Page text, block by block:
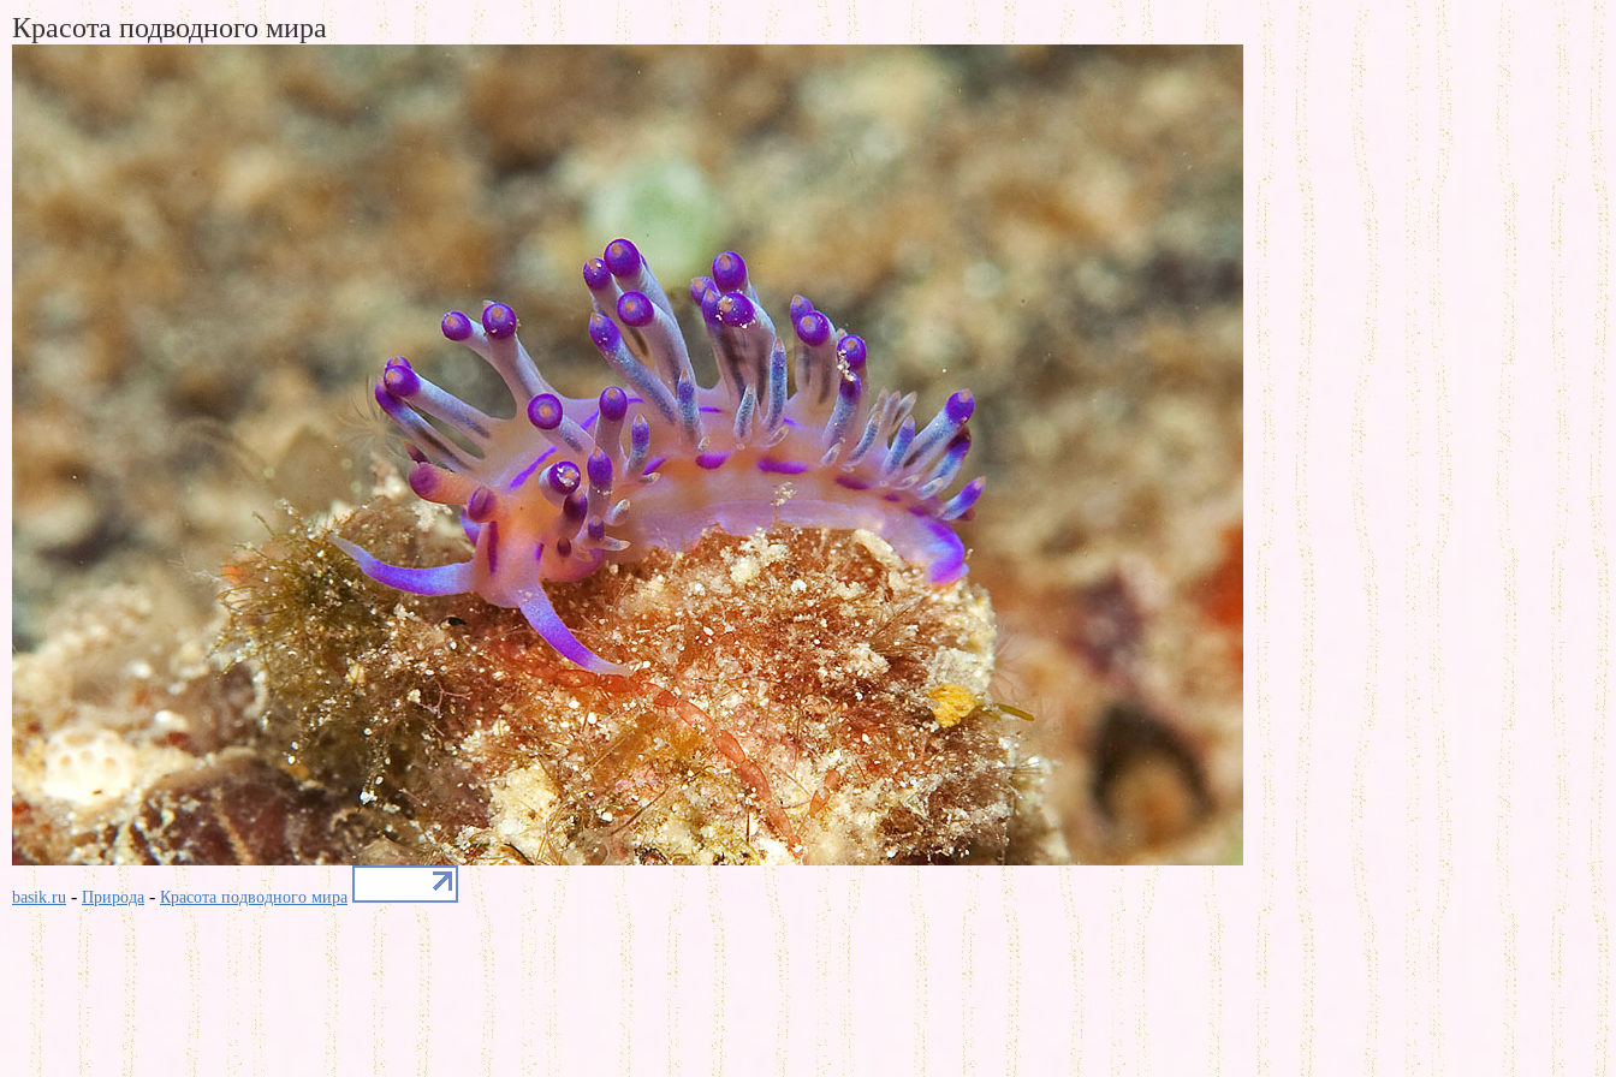
Красота подводного мира
basik.ru - Природа - Красота подводного мира